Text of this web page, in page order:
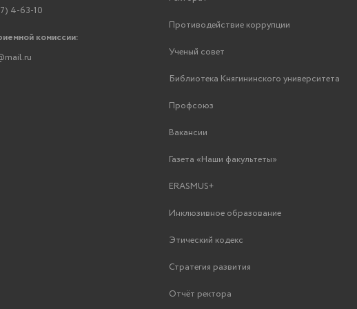
4-63-10
комиссии:
Противодействие коррупции
Ученый совет
Библиотека Княгининского университета
Профсоюз
Вакансии
Газета «Наши факультеты»
ERASMUS+
Инклюзивное образование
Этический кодекс
Стратегия развития
Отчёт ректора